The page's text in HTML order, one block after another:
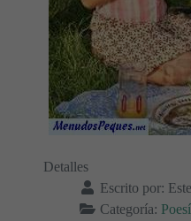
Detalles
Escrito por:
Categoría: